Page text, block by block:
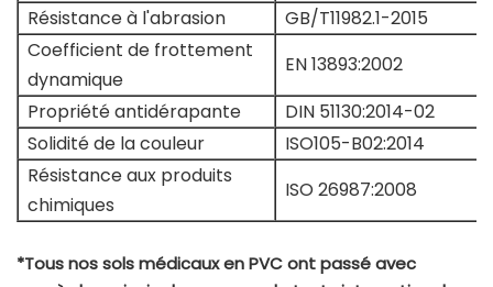
Résistance à l'abrasion
GB/T11982.1-2015
Coefficient de frottement
dynamique
EN 13893:2002
Propriété antidérapante
DIN 51130:2014-02
Solidité de la couleur
ISO105-B02:2014
Résistance aux produits
chimiques
ISO 26987:2008
*Tous nos sols médicaux en PVC ont passé avec